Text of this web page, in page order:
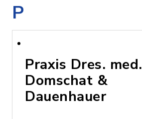
P
Praxis Dres. med.
Domschat &
Dauenhauer